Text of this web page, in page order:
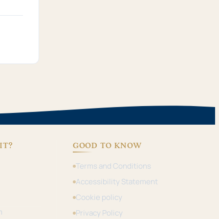
GOOD TO KNOW
Terms and Conditions
Accessibility Statement
Cookie policy
Privacy Policy